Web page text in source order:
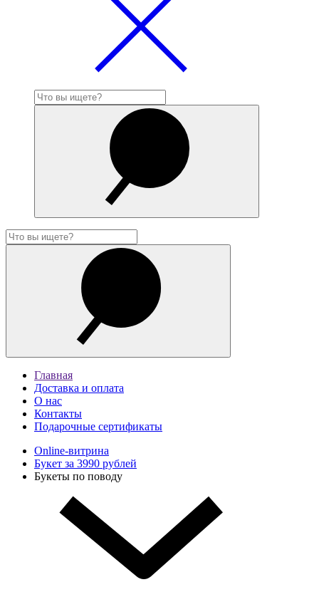
Главная
Доставка и оплата
О нас
Контакты
Подарочные сертификаты
Online-витрина
Букет за 3990 рублей
Букеты по поводу